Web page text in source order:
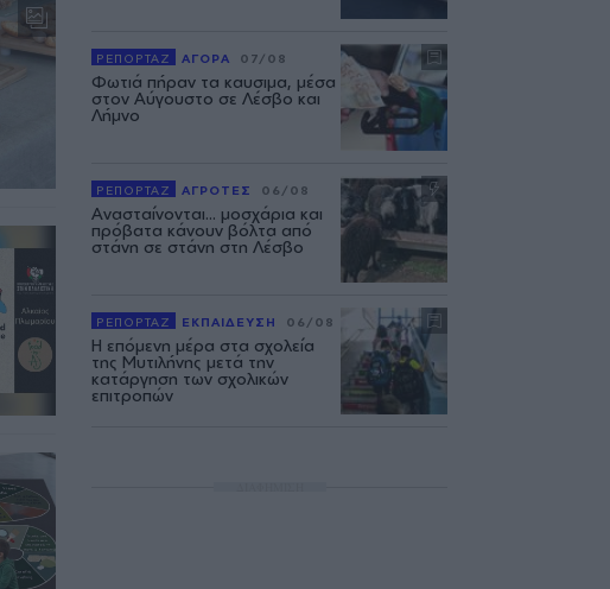
ΡΕΠΟΡΤΑΖ ΑΓΟΡΑ 07/08
Φωτιά πήραν τα καυσιμα, μέσα
στον Αύγουστο σε Λέσβο και
Λήμνο
ΡΕΠΟΡΤΑΖ ΑΓΡΟΤΕΣ 06/08
Ανασταίνονται... μοσχάρια και
πρόβατα κάνουν βόλτα από
στάνη σε στάνη στη Λέσβο
ΡΕΠΟΡΤΑΖ ΕΚΠΑΙΔΕΥΣΗ 06/08
Η επόμενη μέρα στα σχολεία
της Μυτιλήνης μετά την
κατάργηση των σχολικών
επιτροπών